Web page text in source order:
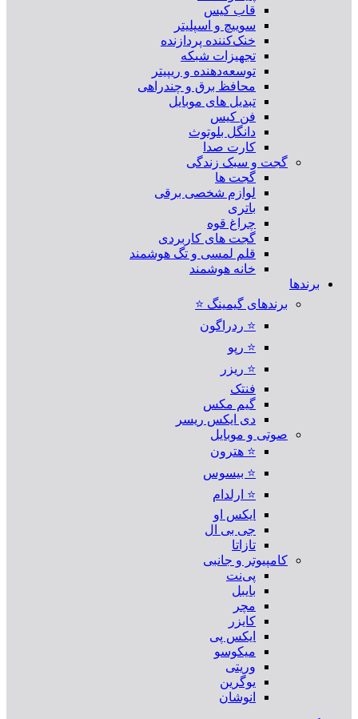
قاب کیس
سوییچ و اسپلیتر
خنک‌کننده پردازنده
تجهیزات شبکه
توسعه‌دهنده و ریپیتر
محافظ برق و چندراهی
تبدیل های موبایل
فن کیس
دانگل بلوتوث
کارت صدا
گجت و سبک زندگی
گجت ها
لوازم شخصی برقی
باتری
چراغ قوه
گجت های کاربردی
قلم لمسی و تگ هوشمند
خانه هوشمند
برندها
برندهای گیمینگ ⭐
⭐ ردراگون
⭐ رپو
⭐ ریزر
فنتک
گیم مکس
دی ایکس ریسر
صوتی و موبایل
⭐ هترون
⭐ بیسوس
⭐ ارلدام
ایکس او
جی بی ال
تازاتا
کامپیوتر و جانبی
پی‌نت
بایبل
مچر
کایزر
ایکس پی
میکوسو
وریتی
یوگرین
انوشان